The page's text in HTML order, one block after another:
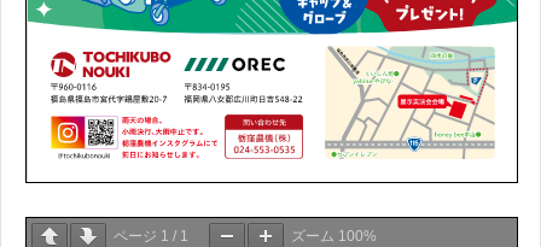
ページ 1 / 1 ズーム 100%